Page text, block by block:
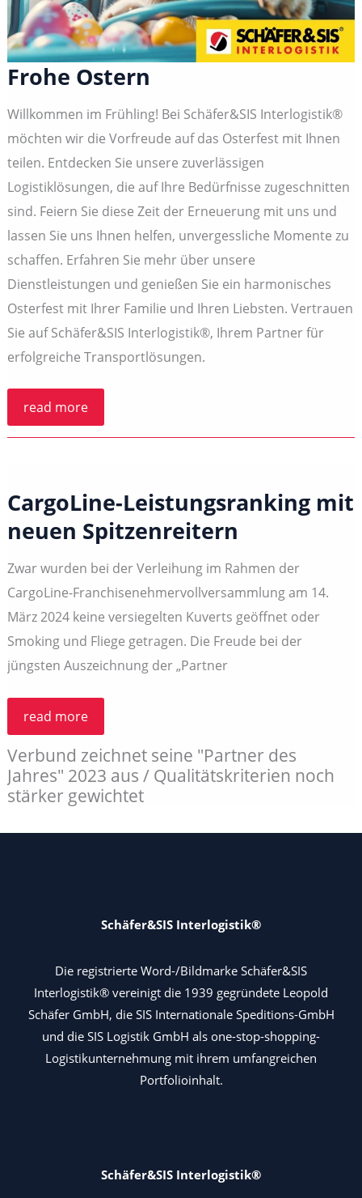
Frohe Ostern
Willkommen im Frühling! Bei Schäfer&SIS Interlogistik®
möchten wir die Vorfreude auf das Osterfest mit Ihnen
teilen. Entdecken Sie unsere zuverlässigen
Logistiklösungen, die auf Ihre Bedürfnisse zugeschnitten
sind. Feiern Sie diese Zeit der Erneuerung mit uns und
lassen Sie uns Ihnen helfen, unvergessliche Momente zu
schaffen. Erfahren Sie mehr über unsere
Dienstleistungen und genießen Sie ein harmonisches
Osterfest mit Ihrer Familie und Ihren Liebsten. Vertrauen
Sie auf Schäfer&SIS Interlogistik®, Ihrem Partner für
erfolgreiche Transportlösungen.
Frohe
read more
CargoLine-Leistungsranking mit
neuen Spitzenreitern
Zwar wurden bei der Verleihung im Rahmen der
CargoLine-Franchisenehmervollversammlung am 14.
März 2024 keine versiegelten Kuverts geöffnet oder
Smoking und Fliege getragen. Die Freude bei der
jüngsten Auszeichnung der „Partner
CargoLine-
mit
neuen
Spitzenreitern
read more
Verbund zeichnet seine "Partner des
Jahres" 2023 aus / Qualitätskriterien noch
stärker gewichtet
Schäfer&SIS Interlogistik®
Die registrierte Word-/Bildmarke Schäfer&SIS
Interlogistik® vereinigt die 1939 gegründete Leopold
Schäfer GmbH, die SIS Internationale Speditions-GmbH
und die SIS Logistik GmbH als one-stop-shopping-
Logistikunternehmung mit ihrem umfangreichen
Portfolioinhalt.
Schäfer&SIS Interlogistik®